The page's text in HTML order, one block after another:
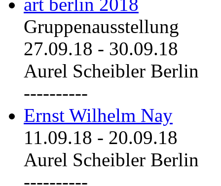
Gruppenausstellung
27.09.18 - 30.09.18
Aurel Scheibler Berlin
----------
Ernst Wilhelm Nay
11.09.18 - 20.09.18
Aurel Scheibler Berlin
----------